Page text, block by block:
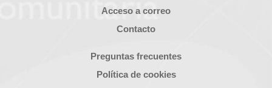
Acceso a correo
Contacto
Preguntas frecuentes
Política de cookies